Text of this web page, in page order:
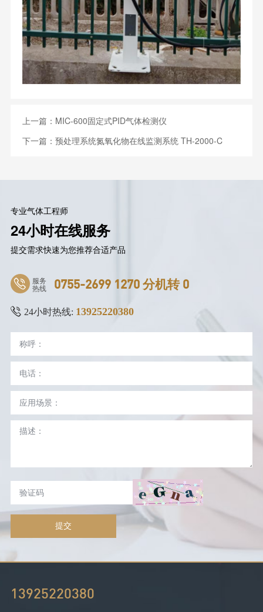
上一篇： MIC-600固定式PID气体检测仪
下一篇： 预处理系统氮氧化物在线监测系统 TH-2000-C
专业气体工程师
24小时在线服务
提交需求快速为您推荐合适产品
服务
热线 0755-2699 1270 分机转 0
24小时热线: 13925220380
提交
13925220380